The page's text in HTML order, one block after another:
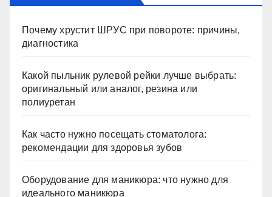
Почему хрустит ШРУС при повороте: причины,
диагностика
Какой пыльник рулевой рейки лучше выбрать:
оригинальный или аналог, резина или
полиуретан
Как часто нужно посещать стоматолога:
рекомендации для здоровья зубов
Оборудование для маникюра: что нужно для
идеального маникюра